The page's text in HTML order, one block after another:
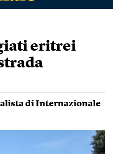
eritrei
di Internazionale